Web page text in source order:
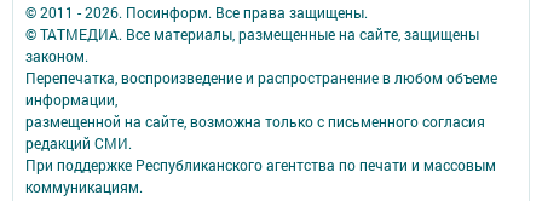
© 2011 - 2026. Посинформ. Все права защищены.
© ТАТМЕДИА. Все материалы, размещенные на сайте, защищены
законом.
Перепечатка, воспроизведение и распространение в любом объеме
информации,
размещенной на сайте, возможна только с письменного согласия
редакций СМИ.
При поддержке Республиканского агентства по печати и массовым
коммуникациям.